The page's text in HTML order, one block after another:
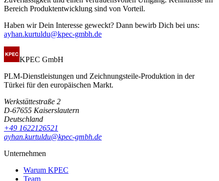
Bereich Produktentwicklung sind von Vorteil.
Haben wir Dein Interesse geweckt? Dann bewirb Dich bei uns:
ayhan.kurtuldu@kpec-gmbh.de
KPEC GmbH
PLM-Dienstleistungen und Zeichnungsteile-Produktion in der
Türkei für den europäischen Markt.
Werkstättestraße 2
D-67655 Kaiserslautern
Deutschland
+49 1622126521
ayhan.kurtuldu@kpec-gmbh.de
Unternehmen
Warum KPEC
Team